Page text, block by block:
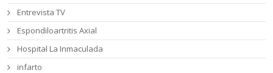
Entrevista TV
Espondiloartritis Axial
Hospital La Inmaculada
infarto